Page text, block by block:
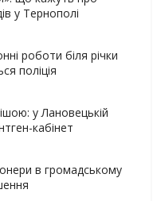
у Тернополі
роботи біля річки
поліція
у Лановецькій
кабінет
в громадському